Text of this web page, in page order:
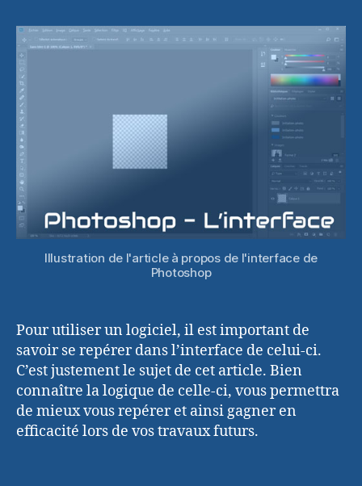
L’interface
logiciel
Illustration de l'article à propos de l'interface de
Photoshop
Pour utiliser un logiciel, il est important de
savoir se repérer dans l’interface de celui-ci.
C’est justement le sujet de cet article. Bien
connaître la logique de celle-ci, vous permettra
de mieux vous repérer et ainsi gagner en
efficacité lors de vos travaux futurs.